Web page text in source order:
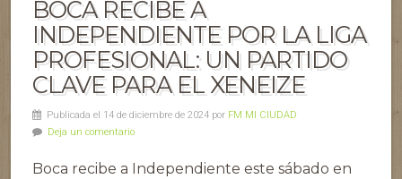
BOCA RECIBE A
INDEPENDIENTE POR LA LIGA
PROFESIONAL: UN PARTIDO
CLAVE PARA EL XENEIZE
Publicada el 14 de diciembre de 2024 por FM MI CIUDAD
Deja un comentario
Boca recibe a Independiente este sábado en